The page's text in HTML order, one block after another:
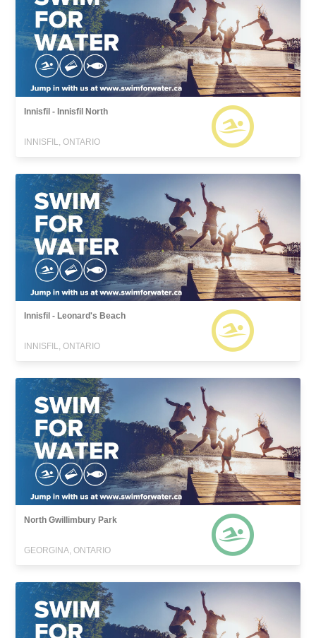
Innisfil - Innisfil North
INNISFIL, ONTARIO
Innisfil - Leonard's Beach
INNISFIL, ONTARIO
North Gwillimbury Park
GEORGINA, ONTARIO